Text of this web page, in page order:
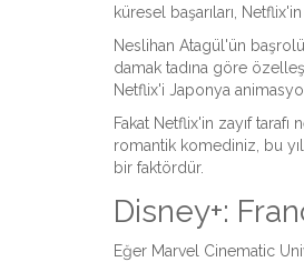
küresel başarıları,
Neslihan Atagül'ün
damak tadına göre
Netflix'i Japonya
Fakat Netflix'in zayıf
romantik komediniz, bu
bir faktördür.
Disney+:
Eğer Marvel Cinematic